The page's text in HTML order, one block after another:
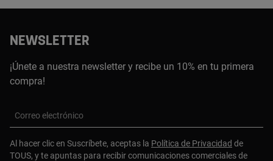
NEWSLETTER
¡Únete a nuestra newsletter y recibe un 10% en tu primera
compra!
Correo electrónico
Al hacer clic en Suscríbete, aceptas la Política de Privacidad de
TOUS, y te apuntas para recibir comunicaciones comerciales de